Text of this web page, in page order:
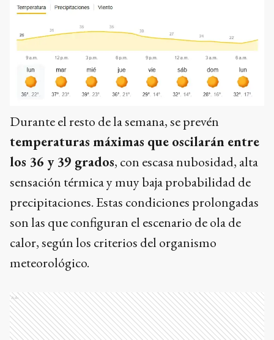
Durante el resto de la semana, se prevén
temperaturas máximas que oscilarán entre
los 36 y 39 grados, con escasa nubosidad, alta
sensación térmica y muy baja probabilidad de
precipitaciones. Estas condiciones prolongadas
son las que configuran el escenario de ola de
calor, según los criterios del organismo
meteorológico.
Ads